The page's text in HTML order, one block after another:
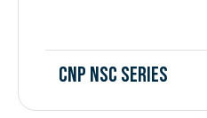
CNP NSC Series